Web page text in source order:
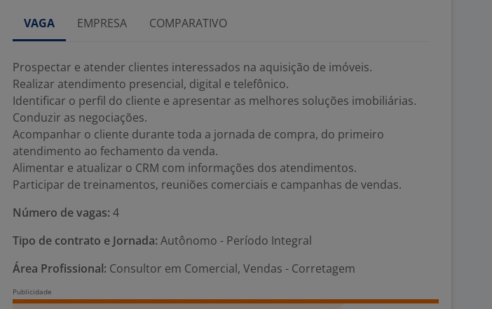
VAGA EMPRESA COMPARATIVO
Prospectar e atender clientes interessados na aquisição de imóveis.
Realizar atendimento presencial, digital e telefônico.
Identificar o perfil do cliente e apresentar as melhores soluções imobiliárias.
Conduzir as negociações.
Acompanhar o cliente durante toda a jornada de compra, do primeiro
atendimento ao fechamento da venda.
Alimentar e atualizar o CRM com informações dos atendimentos.
Participar de treinamentos, reuniões comerciais e campanhas de vendas.
Número de vagas: 4
Tipo de contrato e Jornada: Autônomo - Período Integral
Área Profissional: Consultor em Comercial, Vendas - Corretagem